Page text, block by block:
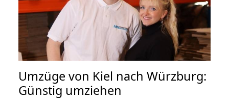
Umzüge von Kiel nach Würzburg:
Günstig umziehen